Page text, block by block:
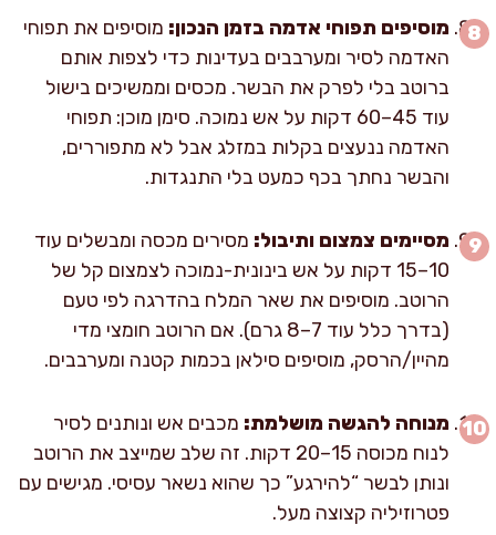
מוסיפים תפוחי אדמה בזמן הנכון: מוסיפים את תפוחי
האדמה לסיר ומערבבים בעדינות כדי לצפות אותם
ברוטב בלי לפרק את הבשר. מכסים וממשיכים בישול
עוד 45–60 דקות על אש נמוכה. סימן מוכן: תפוחי
האדמה ננעצים בקלות במזלג אבל לא מתפוררים,
והבשר נחתך בכף כמעט בלי התנגדות.
מסיימים צמצום ותיבול: מסירים מכסה ומבשלים עוד
10–15 דקות על אש בינונית-נמוכה לצמצום קל של
הרוטב. מוסיפים את שאר המלח בהדרגה לפי טעם
(בדרך כלל עוד 7–8 גרם). אם הרוטב חומצי מדי
מהיין/הרסק, מוסיפים סילאן בכמות קטנה ומערבבים.
מנוחה להגשה מושלמת: מכבים אש ונותנים לסיר
לנוח מכוסה 15–20 דקות. זה שלב שמייצב את הרוטב
ונותן לבשר “להירגע” כך שהוא נשאר עסיסי. מגישים עם
פטרוזיליה קצוצה מעל.